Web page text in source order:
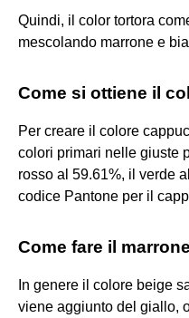
Quindi, il color tortora
mescolando marrone e
Come si ottiene il
Per creare il colore
colori primari nelle giuste
rosso al 59.61%, il verde
codice Pantone per il
Come fare il
In genere il colore beige
viene aggiunto del giallo,